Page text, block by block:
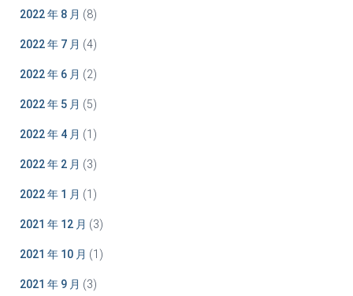
2022 年 8 月 (8)
2022 年 7 月 (4)
2022 年 6 月 (2)
2022 年 5 月 (5)
2022 年 4 月 (1)
2022 年 2 月 (3)
2022 年 1 月 (1)
2021 年 12 月 (3)
2021 年 10 月 (1)
2021 年 9 月 (3)